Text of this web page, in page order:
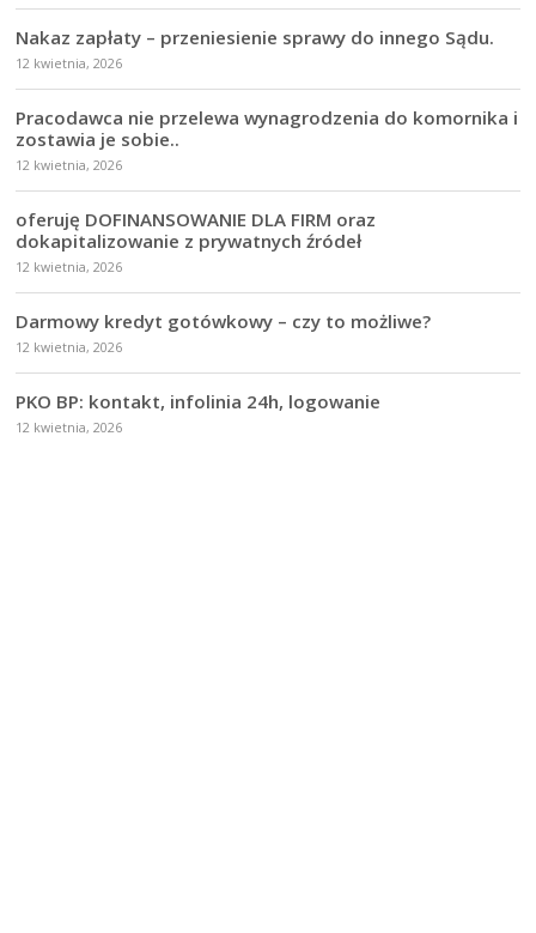
Nakaz zapłaty – przeniesienie sprawy do innego Sądu.
12 kwietnia, 2026
Pracodawca nie przelewa wynagrodzenia do komornika i
zostawia je sobie..
12 kwietnia, 2026
oferuję DOFINANSOWANIE DLA FIRM oraz
dokapitalizowanie z prywatnych źródeł
12 kwietnia, 2026
Darmowy kredyt gotówkowy – czy to możliwe?
12 kwietnia, 2026
PKO BP: kontakt, infolinia 24h, logowanie
12 kwietnia, 2026